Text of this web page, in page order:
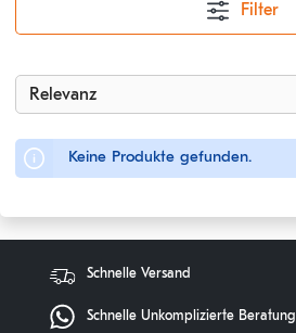
Filter
Keine Produkte gefunden.
Schnelle Versand
Schnelle Unkomplizierte Beratung